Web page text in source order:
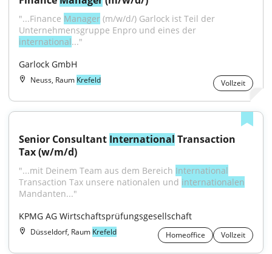
"...Finance Manager (m/w/d/) Garlock ist Teil der
international..."
Garlock GmbH
Neuss, Raum Krefeld Vollzeit
Senior Consultant International Transaction
Tax (w/m/d)
"...mit Deinem Team aus dem Bereich International
Transaction Tax unsere nationalen und internationalen
Mandanten..."
KPMG AG Wirtschaftsprüfungsgesellschaft
Düsseldorf, Raum Krefeld Homeoffice Vollzeit